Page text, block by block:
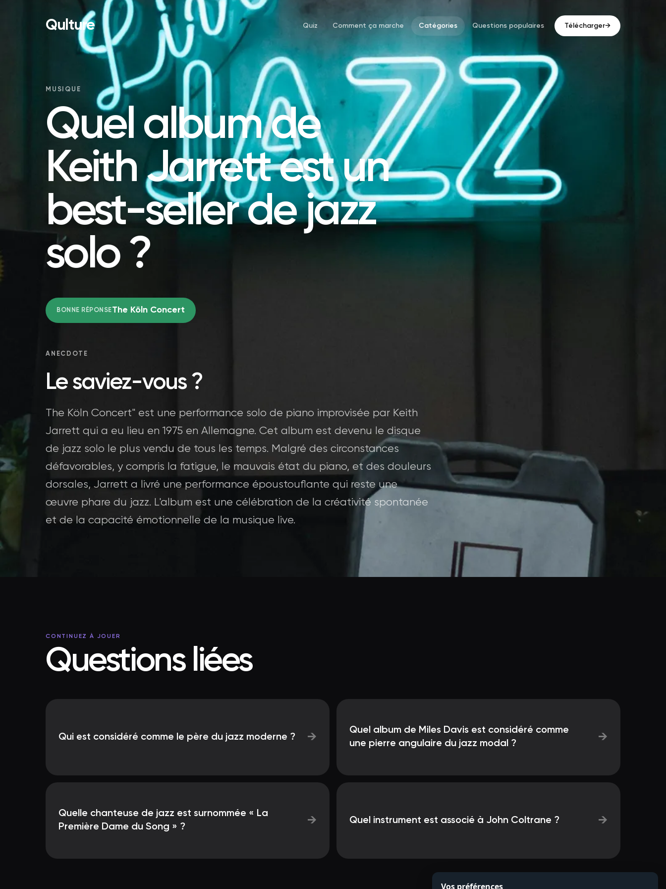
Qulture Quiz Comment ça marche Catégories Questions populaires Télécharger→
MUSIQUE
Quel album de
Keith Jarrett est un
best-seller de jazz
solo ?
BONNE RÉPONSEThe Köln Concert
ANECDOTE
Le saviez-vous ?
The Köln Concert" est une performance solo de piano improvisée par Keith
Jarrett qui a eu lieu en 1975 en Allemagne. Cet album est devenu le disque
de jazz solo le plus vendu de tous les temps. Malgré des circonstances
défavorables, y compris la fatigue, le mauvais état du piano, et des douleurs
dorsales, Jarrett a livré une performance époustouflante qui reste une
œuvre phare du jazz. L'album est une célébration de la créativité spontanée
et de la capacité émotionnelle de la musique live.
CONTINUEZ À JOUER
Questions liées
Qui est considéré comme le père du jazz moderne ? →
Quel album de Miles Davis est considéré comme
une pierre angulaire du jazz modal ?
→
Quelle chanteuse de jazz est surnommée « La
Première Dame du Song » ?
→ Quel instrument est associé à John Coltrane ? →
Vos préférences